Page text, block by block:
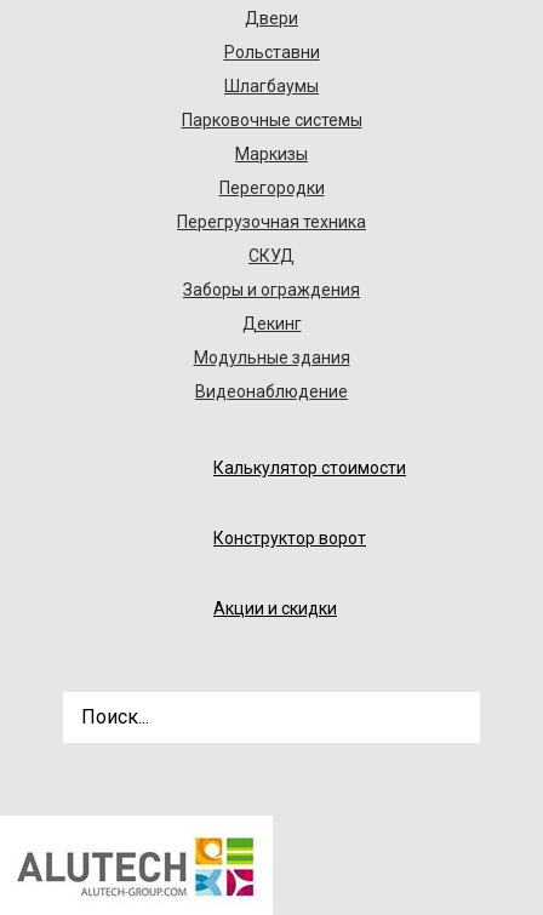
Двери
Рольставни
Шлагбаумы
Парковочные системы
Маркизы
Перегородки
Перегрузочная техника
СКУД
Заборы и ограждения
Декинг
Модульные здания
Видеонаблюдение
Калькулятор стоимости
Конструктор ворот
Акции и скидки